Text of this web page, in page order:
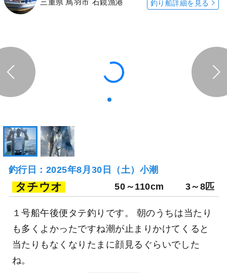
343日前
釣り船詳細を見る